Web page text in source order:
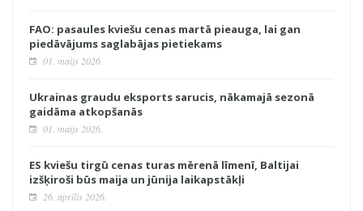
FAO: pasaules kviešu cenas martā pieauga, lai gan
piedāvājums saglabājas pietiekams
01. maijs 2026.
Ukrainas graudu eksports sarucis, nākamajā sezonā
gaidāma atkopšanās
01. maijs 2026.
ES kviešu tirgū cenas turas mērenā līmenī, Baltijai
izšķiroši būs maija un jūnija laikapstākļi
26. aprīlis 2026.